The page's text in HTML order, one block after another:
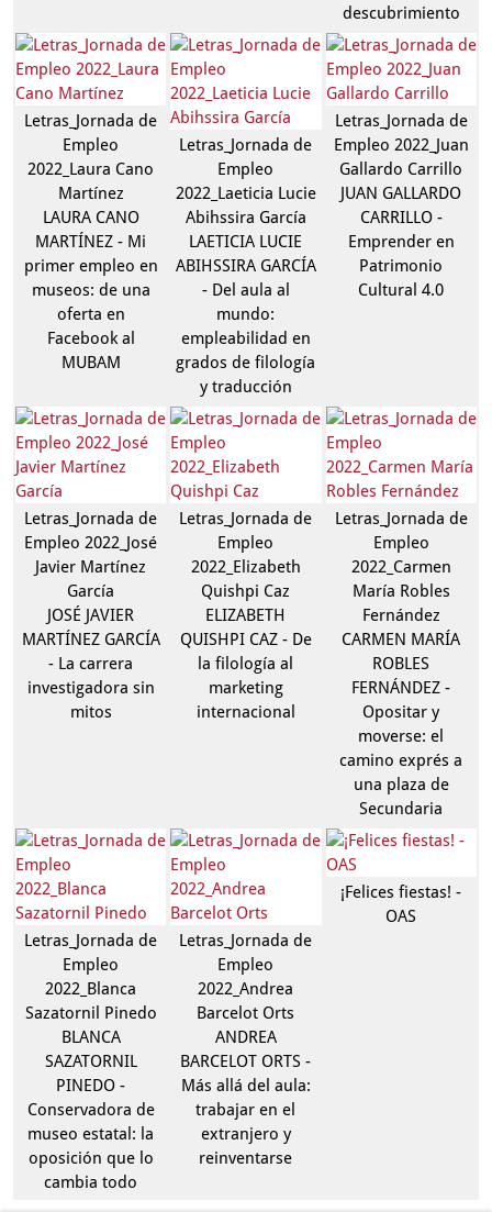
descubrimiento
Letras_Jornada de
Empleo
2022_Laura Cano
Martínez
LAURA CANO
MARTÍNEZ - Mi
primer empleo en
museos: de una
oferta en
Facebook al
MUBAM
Letras_Jornada de
Empleo
2022_Laeticia Lucie
Abihssira García
LAETICIA LUCIE
ABIHSSIRA GARCÍA
- Del aula al
mundo:
empleabilidad en
grados de filología
y traducción
Letras_Jornada de
Empleo 2022_Juan
Gallardo Carrillo
JUAN GALLARDO
CARRILLO -
Emprender en
Patrimonio
Cultural 4.0
Letras_Jornada de
Empleo 2022_José
Javier Martínez
García
JOSÉ JAVIER
MARTÍNEZ GARCÍA
- La carrera
investigadora sin
mitos
Letras_Jornada de
Empleo
2022_Elizabeth
Quishpi Caz
ELIZABETH
QUISHPI CAZ - De
la filología al
marketing
internacional
Letras_Jornada de
Empleo
2022_Carmen
María Robles
Fernández
CARMEN MARÍA
ROBLES
FERNÁNDEZ -
Opositar y
moverse: el
camino exprés a
una plaza de
Secundaria
Letras_Jornada de
Empleo
2022_Blanca
Sazatornil Pinedo
BLANCA
SAZATORNIL
PINEDO -
Conservadora de
museo estatal: la
oposición que lo
cambia todo
Letras_Jornada de
Empleo
2022_Andrea
Barcelot Orts
ANDREA
BARCELOT ORTS -
Más allá del aula:
trabajar en el
extranjero y
reinventarse
¡Felices fiestas! -
OAS